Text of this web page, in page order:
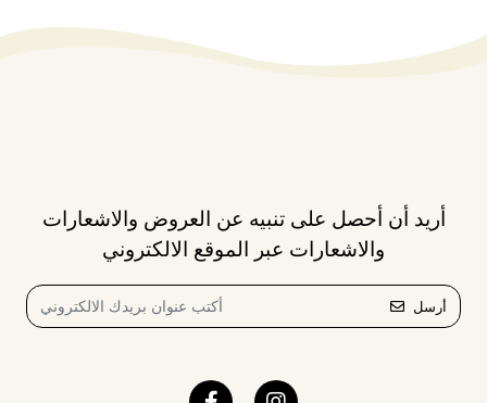
أريد أن أحصل على تنبيه عن العروض والاشعارات
والاشعارات عبر الموقع الالكتروني
أرسل